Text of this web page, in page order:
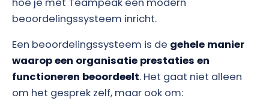
beoordelingssysteem inricht.
Een beoordelingssysteem is de gehele manier
waarop een organisatie prestaties en
functioneren beoordeelt. Het gaat niet alleen
om het gesprek zelf, maar ook om: